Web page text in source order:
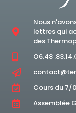
Nous
lettres qui
des
O6.48
Cours du 7/
Assemblée